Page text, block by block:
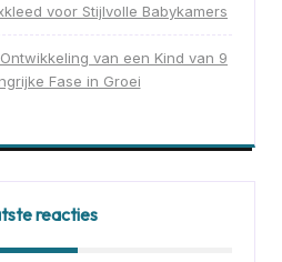
voor Stijlvolle Babykamers
van een Kind van 9
Fase in Groei
reacties